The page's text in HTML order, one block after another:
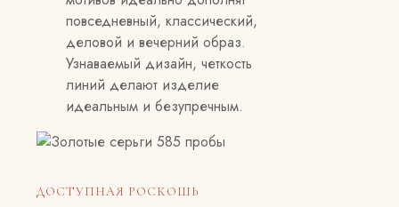
повседневный, классический,
деловой и вечерний образ.
Узнаваемый дизайн, четкость
линий делают изделие
идеальным и безупречным.
ДОСТУПНАЯ РОСКОШЬ